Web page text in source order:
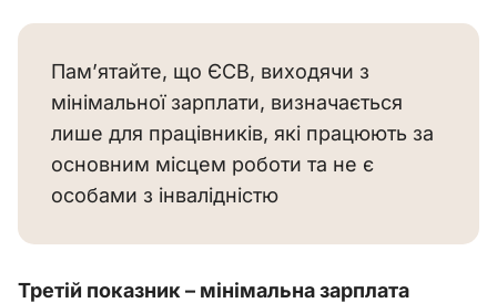
Пам’ятайте, що ЄСВ, виходячи з
мінімальної зарплати, визначається
лише для працівників, які працюють за
основним місцем роботи та не є
особами з інвалідністю
Третій показник – мінімальна зарплата